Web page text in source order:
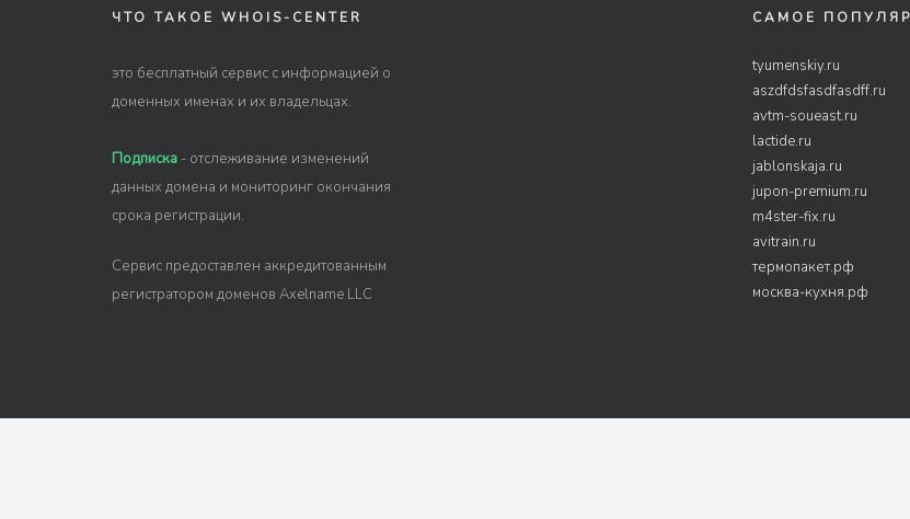
ЧТО ТАКОЕ WHOIS-CENTER
это бесплатный сервис с информацией о
доменных именах и их владельцах.
Подписка - отслеживание изменений
данных домена и мониторинг окончания
срока регистрации.
Сервис предоставлен аккредитованным
регистратором доменов Axelname LLC
САМОЕ
tyumenskiy.ru
aszdfdsfasdfasdff.ru
avtm-soueast.ru
lactide.ru
jablonskaja.ru
jupon-premium.ru
m4ster-fix.ru
avitrain.ru
термопакет.рф
москва-кухня.рф